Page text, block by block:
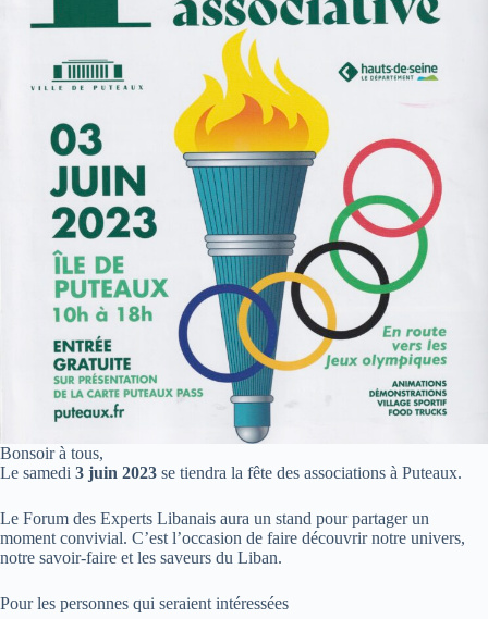
Bonsoir à tous,
Le samedi 3 juin 2023 se tiendra la fête des associations à Puteaux.
Le Forum des Experts Libanais aura un stand pour partager un
moment convivial. C’est l’occasion de faire découvrir notre univers,
notre savoir-faire et les saveurs du Liban.
Pour les personnes qui seraient intéressées